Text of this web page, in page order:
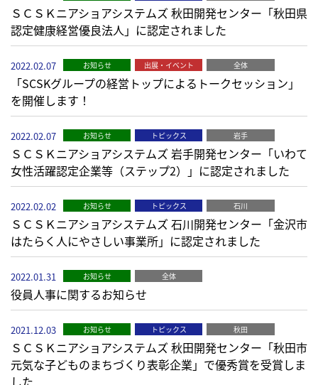
ＳＣＳＫニアショアシステムズ 秋田開発センター「秋田県
認定健康経営優良法人」に認定されました
2022.02.07 お知らせ 出展・イベント 全体
「SCSKグループの経営トップによるトークセッション」
を開催します！
2022.02.07 お知らせ トピックス 岩手
ＳＣＳＫニアショアシステムズ 岩手開発センター「いわて
女性活躍認定企業等（ステップ2）」に認定されました
2022.02.02 お知らせ トピックス 石川
ＳＣＳＫニアショアシステムズ 石川開発センター「金沢市
はたらく人にやさしい事業所」に認定されました
2022.01.31 お知らせ 全体
役員人事に関するお知らせ
2021.12.03 お知らせ トピックス 秋田
ＳＣＳＫニアショアシステムズ 秋田開発センター「秋田市
元気な子どものまちづくり表彰企業」で優秀賞を受賞しま
した